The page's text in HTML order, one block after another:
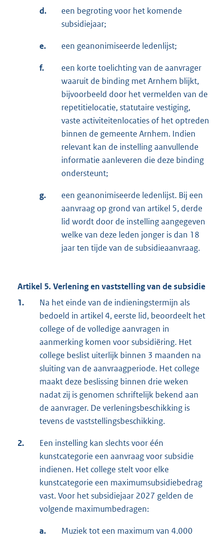
d.
een begroting voor het komende
subsidiejaar;
e. een geanonimiseerde ledenlijst;
f.
een korte toelichting van de aanvrager
waaruit de binding met Arnhem blijkt,
bijvoorbeeld door het vermelden van de
repetitielocatie, statutaire vestiging,
vaste activiteitenlocaties of het optreden
binnen de gemeente Arnhem. Indien
relevant kan de instelling aanvullende
informatie aanleveren die deze binding
ondersteunt;
g.
een geanonimiseerde ledenlijst. Bij een
aanvraag op grond van artikel 5, derde
lid wordt door de instelling aangegeven
welke van deze leden jonger is dan 18
jaar ten tijde van de subsidieaanvraag.
Artikel 5. Verlening en vaststelling van de subsidie
1.
Na het einde van de indieningstermijn als
bedoeld in artikel 4, eerste lid, beoordeelt het
college of de volledige aanvragen in
aanmerking komen voor subsidiëring. Het
college beslist uiterlijk binnen 3 maanden na
sluiting van de aanvraagperiode. Het college
maakt deze beslissing binnen drie weken
nadat zij is genomen schriftelijk bekend aan
de aanvrager. De verleningsbeschikking is
tevens de vaststellingsbeschikking.
2.
Een instelling kan slechts voor één
kunstcategorie een aanvraag voor subsidie
indienen. Het college stelt voor elke
kunstcategorie een maximumsubsidiebedrag
vast. Voor het subsidiejaar 2027 gelden de
volgende maximumbedragen:
a.
Muziek tot een maximum van 4.000